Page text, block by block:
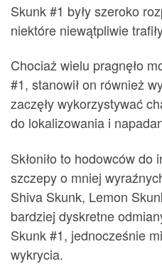
Skunk #1 były szeroko
niektóre niewątpliwie
Chociaż wielu pragnęło
#1, stanowił on również
zaczęły wykorzystywać
do lokalizowania i
Skłoniło to hodowców
szczepy o mniej
Shiva Skunk, Lemon
bardziej dyskretne
Skunk #1, jednocześnie
wykrycia.